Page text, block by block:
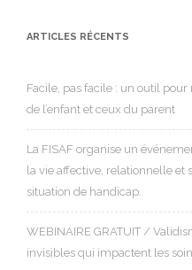
ARTICLES RÉCENTS
Facile, pas facile : un outil
de l’enfant et ceux du parent
La FISAF organise un
la vie affective, relationnelle et
situation de handicap.
WEBINAIRE GRATUIT /
invisibles qui impactent les